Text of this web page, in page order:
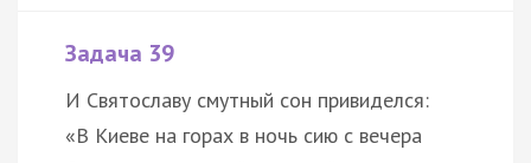
Задача 39
И Святославу смутный сон привиделся:
«В Киеве на горах в ночь сию с вечера